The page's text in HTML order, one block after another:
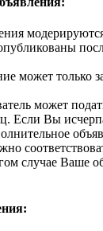
может только
может
Если Вы
случае Ваше